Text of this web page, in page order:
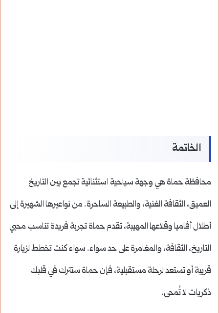
الخاتمة
محافظة حماة هي وجهة سياحية استثنائية تجمع بين التاريخ
العميق، الثقافة الغنية، والطبيعة الساحرة. من نواعيرها الشهيرة إلى
أطلال أفاميا وقلاعها المهيبة، تقدم حماة تجربة فريدة تناسب محبي
التاريخ، الثقافة، والمغامرة على حد سواء. سواء كنت تخطط لزيارة
قريبة أو تستعد لرحلة مستقبلية، فإن حماة ستترك في قلبك
ذكريات لا تُمحى.